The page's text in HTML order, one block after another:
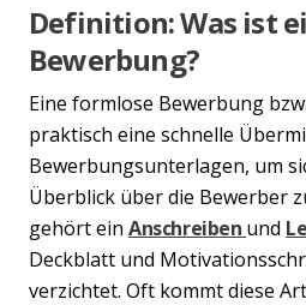
Definition: Was ist
Bewerbung?
Eine formlose Bewerbung
praktisch eine schnelle
Bewerbungsunterlagen, um
Überblick über die Bewerber
gehört ein Anschreiben und
Deckblatt und
verzichtet. Oft kommt diese